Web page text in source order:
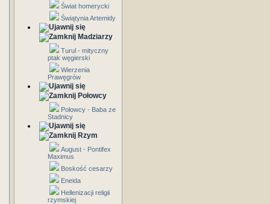
Świat homerycki
Świątynia Artemidy
Madziarzy
Turul - mityczny
ptak węgierski
Wierzenia
Prawęgrów
Połowcy
Połowcy - Baba ze
Stadnicy
Rzym
August - Pontifex
Maximus
Boskość cesarzy
Eneida
Hellenizacji religii
rzymskiej